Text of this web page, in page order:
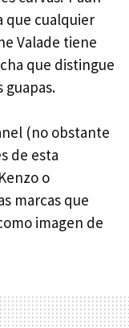
que cualquier
Valade tiene
que distingue
guapas.
(no obstante
de esta
o
marcas que
imagen de